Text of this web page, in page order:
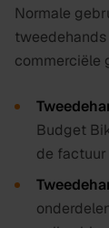
Normale
commerciële
Budget
de factuur